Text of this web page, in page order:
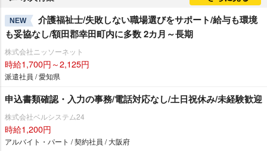
NEW
介護福祉士/失敗しない職場選びをサポート/給与も環境
も妥協なし/額田郡幸田町内に多数 2カ月～長期
株式会社ニッソーネット
時給1,700円～2,125円
派遣社員 / 愛知県
申込書類確認・入力の事務/電話対応なし/土日祝休み/未経験歓迎
株式会社ベルシステム24
時給1,200円
アルバイト・パート / 契約社員 / 大阪府